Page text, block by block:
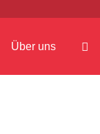
Über uns